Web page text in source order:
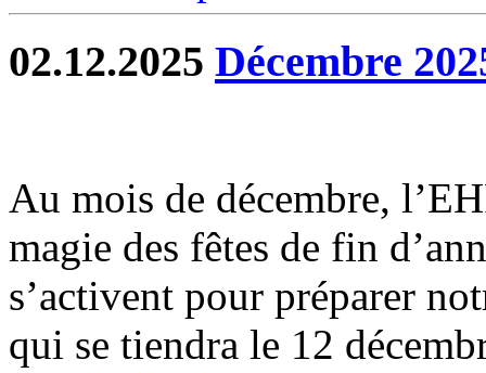
02.12.2025 Décembre
Au mois de décembre,
magie des fêtes de fin
s’activent pour préparer
qui se tiendra le 12